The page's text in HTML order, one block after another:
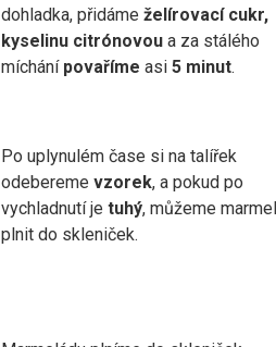
dohladka, přidámeželírovací cukr,
kyselinu citrónovou a za stálého
míchání povaříme asi5 minut.
Po uplynulém čase si na talířek
odeberemevzorek, a pokud po
vychladnutí jetuhý, můžeme
plnit do skleniček.